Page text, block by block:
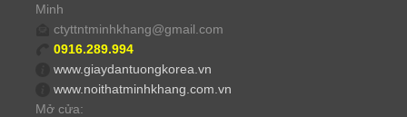
Minh
ctyttntminhkhang@gmail.com
0916.289.994
www.giaydantuongkorea.vn
www.noithatminhkhang.com.vn
Mở cửa: